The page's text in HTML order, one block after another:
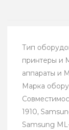
Тип
принтеры и
аппараты и
Марка
1910,
Samsung